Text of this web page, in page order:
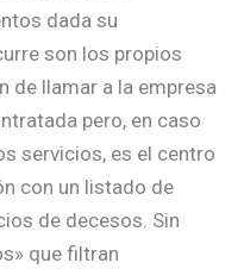
dada su
son los propios
de llamar a la empresa
pero, en caso
servicios, es el centro
con un listado de
de decesos. Sin
que filtran